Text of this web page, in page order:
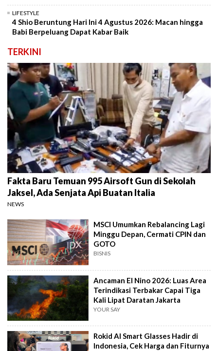
LIFESTYLE
4 Shio Beruntung Hari Ini 4 Agustus 2026: Macan hingga
Babi Berpeluang Dapat Kabar Baik
TERKINI
Fakta Baru Temuan 995 Airsoft Gun di Sekolah
Jaksel, Ada Senjata Api Buatan Italia
NEWS
MSCI Umumkan Rebalancing Lagi
Minggu Depan, Cermati CPIN dan
GOTO
BISNIS
Ancaman El Nino 2026: Luas Area
Terindikasi Terbakar Capai Tiga
Kali Lipat Daratan Jakarta
YOUR SAY
Rokid AI Smart Glasses Hadir di
Indonesia, Cek Harga dan Fiturnya